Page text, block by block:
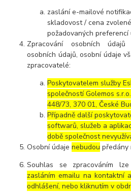
zaslání e-mailové
skladovost / cena
požadovaných preferencí
Zpracování osobních
osobních údajů, osobní údaje
zpracovatelé:
Poskytovatelem služby
společností Golemos
448/73, 370 01, České
Případně další
softwarů, služeb a
době společnost
Osobní údajenebudou předány
Souhlas se zpracováním
zasláním emailu na kontaktní
odhlášení, nebo kliknutím v